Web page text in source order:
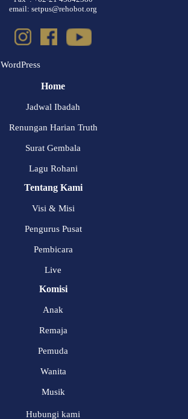
email: setpus@rehobot.org
WordPress
Home
Jadwal Ibadah
Renungan Harian Truth
Surat Gembala
Lagu Rohani
Tentang Kami
Visi & Misi
Pengurus Pusat
Pembicara
Live
Komisi
Anak
Remaja
Pemuda
Wanita
Musik
Hubungi kami